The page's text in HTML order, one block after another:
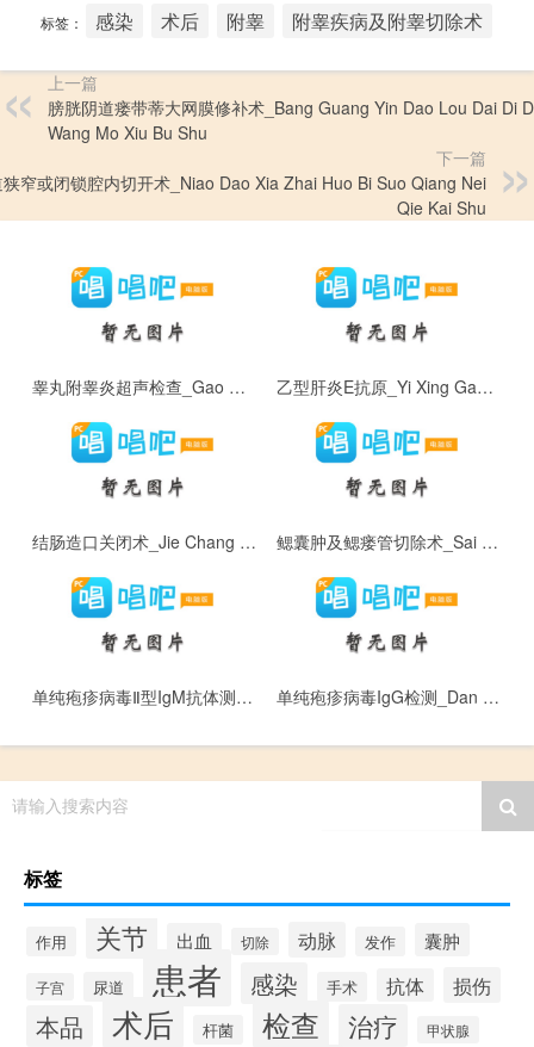
标签： 感染 术后 附睾 附睾疾病及附睾切除术
上一篇
膀胱阴道瘘带蒂大网膜修补术_Bang Guang Yin Dao Lou Dai Di
Wang Mo Xiu Bu Shu
下一篇
窄或闭锁腔内切开术_Niao Dao Xia Zhai Huo Bi Suo Qiang Nei
Qie Kai Shu
睾丸附睾炎超声检查_Gao Wan Fu Gao Yan Chao Sheng Jian Cha 乙型肝炎E抗原_Yi Xing Gan Yan E Kang Yuan
结肠造口关闭术_Jie Chang Zao Kou Guan Bi Shu 鳃囊肿及鳃瘘管切除术_Sai Nang Zhong Ji Sai Lou Guan Qie Chu Shu
单纯疱疹病毒Ⅱ型IgM抗体测定_Dan Chun Pao Zhen Bing Du Ⅱ Xing I g M Kang Ti Ce Ding 单纯疱疹病毒IgG检测_Dan Chun Pao Zhen Bing Du I g G Jian Ce
请输入搜索内容
标签
作用 关节 出血 切除 动脉 发作 囊肿
子宫 尿道 患者 感染 手术 抗体 损伤
本品 术后 杆菌 检查 治疗 甲状腺